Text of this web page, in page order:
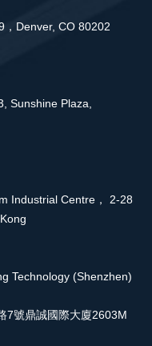
Denver, CO 80202
Sunshine Plaza,
Industrial Centre， 2-28
Technology (Shenzhen)
7號鼎誠國際大廈2603M